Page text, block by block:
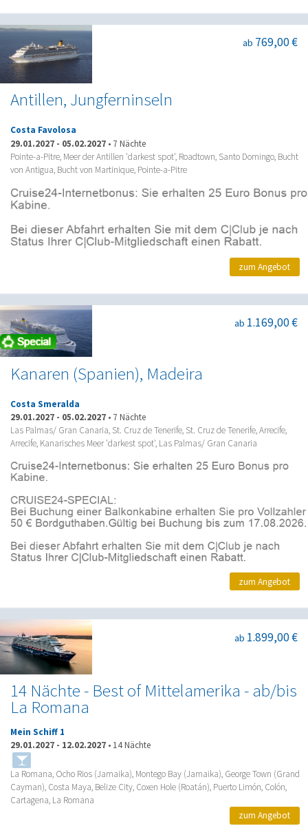
Antillen, Jungferninseln
ab 769,00 €
Costa Favolosa
29.01.2027 - 05.02.2027 • 7 Nächte
Pointe-a-Pitre, Meer der Antillen 'darkest spot', Roadtown, Santo Domingo, Bucht
von Antigua, Bucht von Martinique, Pointe-a-Pitre
zum Angebot
Kanaren (Spanien), Madeira
ab 1.169,00 €
Costa Smeralda
29.01.2027 - 05.02.2027 • 7 Nächte
Las Palmas/ Gran Canaria, St. Cruz de Tenerife, St. Cruz de Tenerife, Arrecife,
Arrecife, Kanarisches Meer 'darkest spot', Las Palmas/ Gran Canaria
zum Angebot
14 Nächte - Best of Mittelamerika - ab/bis
La Romana
ab 1.899,00 €
Mein Schiff 1
29.01.2027 - 12.02.2027 • 14 Nächte
La Romana, Ocho Rios (Jamaika), Montego Bay (Jamaika), George Town (Grand
Cayman), Costa Maya, Belize City, Coxen Hole (Roatán), Puerto Limón, Colón,
Cartagena, La Romana
zum Angebot